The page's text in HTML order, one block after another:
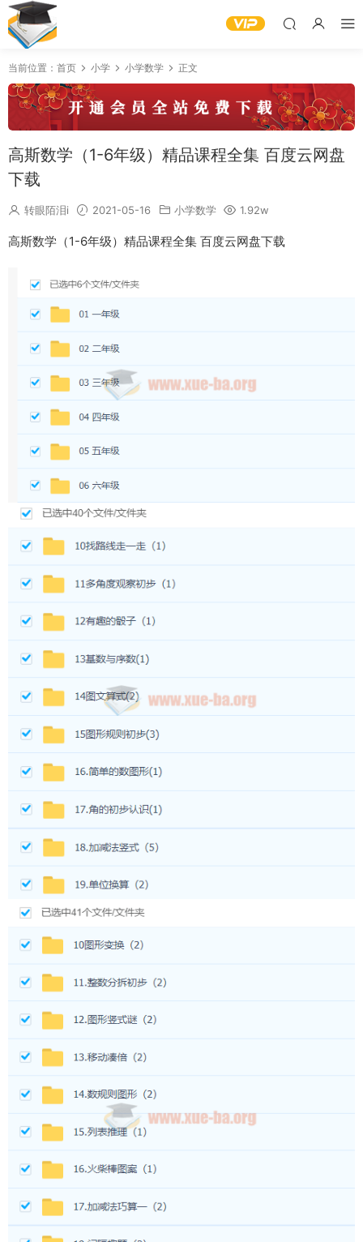
当前位置： 首页 小学 小学数学 正文
高斯数学（1-6年级）精品课程全集 百度云网盘
下载
转眼陌泪i 2021-05-16 小学数学 1.92w
高斯数学（1-6年级）精品课程全集 百度云网盘下载